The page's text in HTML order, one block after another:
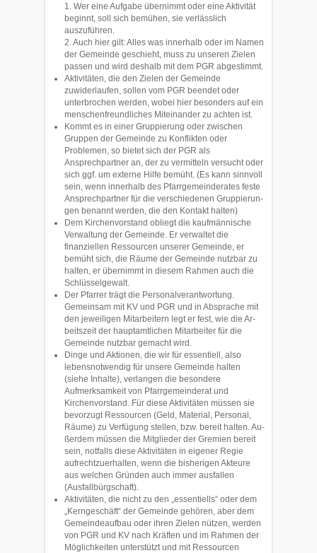
1. Wer eine Aufgabe übernimmt oder eine Aktivität
beginnt, soll sich bemü­hen, sie verlässlich
auszuführen.
2. Auch hier gilt: Alles was innerhalb oder im Namen
der Gemeinde ge­schieht, muss zu unseren Zielen
passen und wird deshalb mit dem PGR abge­stimmt.
Aktivitäten, die den Zielen der Gemeinde
zuwiderlaufen, sollen vom PGR be­en­det oder
unterbrochen werden, wobei hier beson­ders auf ein
men­schenfreundli­ches Miteinander zu achten ist.
Kommt es in einer Gruppierung oder zwischen
Gruppen der Gemeinde zu Konflik­ten oder
Problemen, so bietet sich der PGR als
Ansprechpartner an, der zu vermitteln versucht oder
sich ggf. um externe Hilfe bemüht. (Es kann sinn­voll
sein, wenn innerhalb des Pfarrgemeinderates feste
Ansprechpartner für die verschie­denen Gruppierun­
gen benannt werden, die den Kontakt halten)
Dem Kirchenvorstand obliegt die kaufmännische
Verwaltung der Ge­meinde. Er verwaltet die
finanziellen Ressourcen unserer Ge­meinde, er
bemüht sich, die Räume der Gemeinde nutzbar zu
halten, er übernimmt in diesem Rahmen auch die
Schlüsselge­walt.
Der Pfarrer trägt die Personalverantwortung.
Gemeinsam mit KV und PGR und in Absprache mit
den jeweiligen Mitarbeitern legt er fest, wie die Ar­
beitszeit der hauptamtlichen Mitarbeiter für die
Gemeinde nutzbar gemacht wird.
Dinge und Aktionen, die wir für essentiell, also
lebensnotwendig für unsere Ge­meinde halten
(siehe Inhalte), verlangen die be­son­dere
Aufmerksamkeit von Pfarrgemeinderat und
Kirchenvor­stand. Für diese Aktivitäten müssen sie
bevor­zugt Res­sourcen (Geld, Material, Personal,
Räume) zu Verfügung stellen, bzw. be­reit halten. Au­
ßerdem müssen die Mitglieder der Gremien bereit
sein, notfalls diese Aktivitäten in eige­ner Regie
aufrechtzuerhalten, wenn die bisherigen Ak­teure
aus welchen Gründen auch immer ausfallen
(Ausfallbürgschaft).
Aktivitäten, die nicht zu den „essentiells“ oder dem
„Kernge­schäft“ der Ge­meinde gehören, aber dem
Gemeindeaufbau oder ihren Zielen nützen, wer­den
von PGR und KV nach Kräften und im Rahmen der
Möglichkeiten unter­stützt und mit Res­sourcen